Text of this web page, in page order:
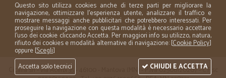
Cicalia srl - via Acerbi 35 - 46100 - Mantova (MN) - P.iva 02508120207 - C.Fisc
Questo sito utilizza cookies anche di terze parti per migliorare la
navigazione, ottimizzare l'esperienza utente, analizzare il traffico e
mostrare messaggi anche pubblicitari che potrebbero interessati. Per
proseguire la navigazione con questa modalità è necessario accettare
l'uso dei cookie cliccando Accetta. Per maggiori info su utilizzo, natura,
rifiuto dei cookies e modalità alternative di navigazione: [Cookie Policy]
oppure [Scegli]
Accetta solo tecnici
CHIUDI E ACCETTA